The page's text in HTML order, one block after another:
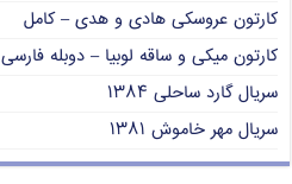
کارتون عروسکی هادی و هدی – کامل
کارتون میکی و ساقه لوبیا – دوبله فارسی
سریال گارد ساحلی ۱۳۸۴
سریال مهر خاموش ۱۳۸۱